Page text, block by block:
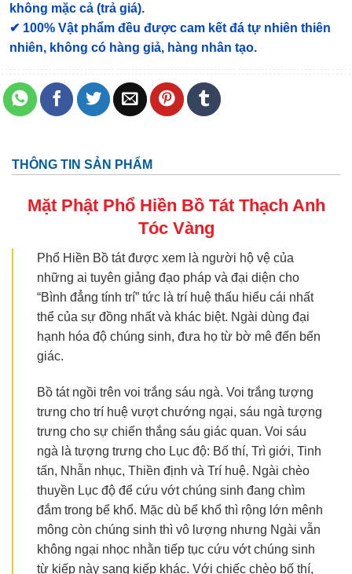
không mặc cả (trả giá).
✔ 100% Vật phẩm đều được cam kết đá tự nhiên thiên
nhiên, không có hàng giả, hàng nhân tạo.
THÔNG TIN SẢN PHẨM
Mặt Phật Phổ Hiền Bồ Tát Thạch Anh
Tóc Vàng
Phổ Hiền Bồ tát được xem là người hộ vệ của
những ai tuyên giảng đạo pháp và đại diện cho
“Bình đẳng tính trí” tức là trí huệ thấu hiểu cái nhất
thể của sự đồng nhất và khác biệt. Ngài dùng đại
hạnh hóa độ chúng sinh, đưa họ từ bờ mê đến bến
giác.
Bồ tát ngồi trên voi trắng sáu ngà. Voi trắng tượng
trưng cho trí huệ vượt chướng ngại, sáu ngà tượng
trưng cho sự chiến thắng sáu giác quan. Voi sáu
ngà là tượng trưng cho Lục độ: Bố thí, Trì giới, Tinh
tấn, Nhẫn nhục, Thiền định và Trí huệ. Ngài chèo
thuyền Lục độ để cứu vớt chúng sinh đang chìm
đắm trong bể khổ. Mặc dù bể khổ thì rộng lớn mênh
mông còn chúng sinh thì vô lượng nhưng Ngài vẫn
không ngại nhọc nhằn tiếp tục cứu vớt chúng sinh
từ kiếp này sang kiếp khác. Với chiếc chèo bố thí,